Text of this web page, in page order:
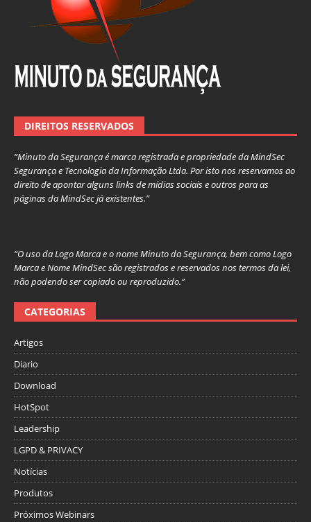
DIREITOS RESERVADOS
“Minuto da Segurança é marca registrada e propriedade da MindSec
Segurança e Tecnologia da Informação Ltda. Por isto nos reservamos ao
direito de apontar alguns links de mídias sociais e outros para as
páginas da MindSec já existentes.”
“O uso da Logo Marca e o nome Minuto da Segurança, bem como Logo
Marca e Nome MindSec são registrados e reservados nos termos da lei,
não podendo ser copiado ou reproduzido.”
CATEGORIAS
Artigos
Diario
Download
HotSpot
Leadership
LGPD & PRIVACY
Notícias
Produtos
Próximos Webinars